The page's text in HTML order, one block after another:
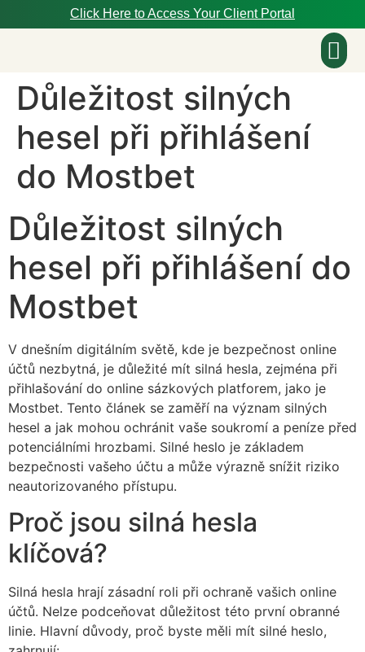
Click Here to Access Your Client Portal
Důležitost silných
hesel při přihlášení
do Mostbet
Důležitost silných
hesel při přihlášení do
Mostbet
V dnešním digitálním světě, kde je bezpečnost online
účtů nezbytná, je důležité mít silná hesla, zejména při
přihlašování do online sázkových platforem, jako je
Mostbet. Tento článek se zaměří na význam silných
hesel a jak mohou ochránit vaše soukromí a peníze před
potenciálními hrozbami. Silné heslo je základem
bezpečnosti vašeho účtu a může výrazně snížit riziko
neautorizovaného přístupu.
Proč jsou silná hesla
klíčová?
Silná hesla hrají zásadní roli při ochraně vašich online
účtů. Nelze podceňovat důležitost této první obranné
linie. Hlavní důvody, proč byste měli mít silné heslo,